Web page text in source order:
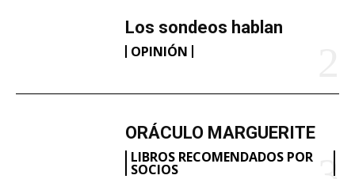
Los sondeos hablan
OPINIÓN
ORÁCULO MARGUERITE
LIBROS RECOMENDADOS POR
SOCIOS